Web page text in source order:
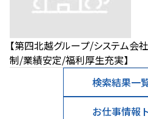
【第四北越グループ/システム会
制/業績安定/福利厚生充実】
検索結果一
お仕事情報